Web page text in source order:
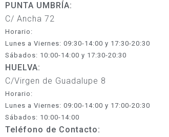
PUNTA UMBRÍA:
C/ Ancha 72
Horario:
Lunes a Viernes: 09:30-14:00 y 17:30-20:30
Sábados: 10:00-14:00 y 17:30-20:30
HUELVA:
C/Virgen de Guadalupe 8
Horario:
Lunes a Viernes: 09:00-14:00 y 17:00-20:30
Sábados: 10:00-14:00
Teléfono de Contacto: